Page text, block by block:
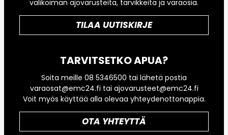
valikoiman ajovarusteita, tarvikkeita ja varaosia.
TILAA UUTISKIRJE
TARVITSETKO APUA?
Soita meille 08 5346500 tai lähetä postia
varaosat@emc24.fi tai ajovarusteet@emc24.fi
Voit myös käyttää alla olevaa yhteydenottonappia.
OTA YHTEYTTÄ